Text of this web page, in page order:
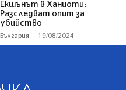
Екшънът в Ханиоти:
Разследват опит за
убийство
България 19/08/2024